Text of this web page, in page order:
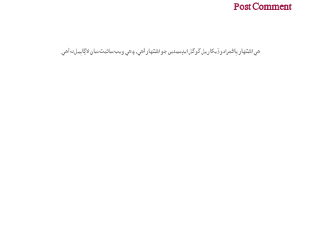
هي اشتهار پاڻمرادو ڏيکاريل گوگل ايڊسينس جو اشتهار آهي، ۽ هي ويب سائيٽ سان لاڳاپيل نه آهي.